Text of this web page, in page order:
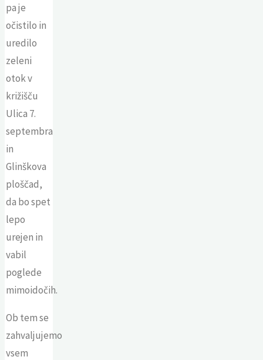
pa je
očistilo in
uredilo
zeleni
otok v
križišču
Ulica 7.
septembra
in
Glinškova
ploščad,
da bo spet
lepo
urejen in
vabil
poglede
mimoidočih.
Ob tem se
zahvaljujemo
vsem